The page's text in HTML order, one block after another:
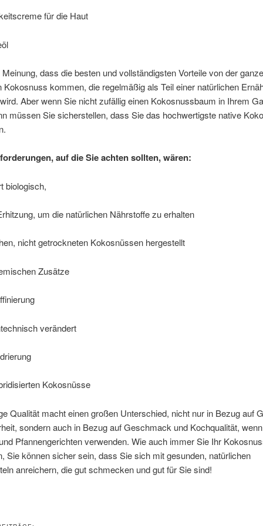
für die Haut
dass die besten und vollständigsten Vorteile von der
Kokosnuss kommen, die regelmäßig als Teil einer natürlichen
Aber wenn Sie nicht zufällig einen Kokosnussbaum in Ihrem
müssen Sie sicherstellen, dass Sie das hochwertigste native
auf die Sie achten sollten, wären:
biologisch,
um die natürlichen Nährstoffe zu erhalten
nicht getrockneten Kokosnüssen hergestellt
Zusätze
verändert
Kokosnüsse
Qualität macht einen großen Unterschied, nicht nur in Bezug auf
sondern auch in Bezug auf Geschmack und Kochqualität,
Pfannengerichten verwenden. Wie auch immer Sie Ihr
Sie können sicher sein, dass Sie sich mit gesunden, natürlichen
anreichern, die gut schmecken und gut für Sie sind!